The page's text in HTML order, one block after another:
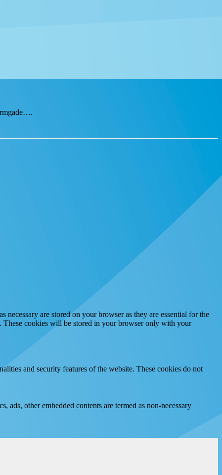
are stored on your browser as they are essential for the
These cookies will be stored in your browser only with your
and security features of the website. These cookies do not
other embedded contents are termed as non-necessary